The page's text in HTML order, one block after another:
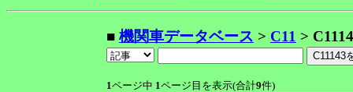
■ 機関車データベース > C11 >
1ページ中 1ページ目を表示(合計9件)